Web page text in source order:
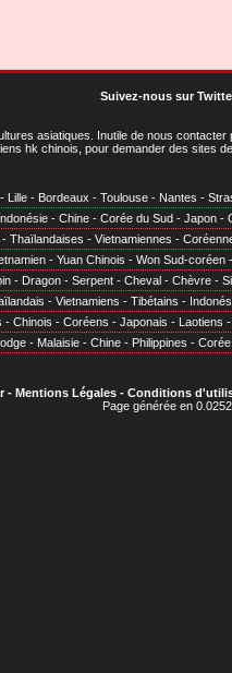
Suivez-nous sur
asiatiques . Inutile de nous
hk chinois, pour demander des sites
- Lille - Bordeaux - Toulouse - Nantes -
- Chine - Corée du Sud - Japon -
- Thaïlandaises - Vietnamiennes -
- Yuan Chinois - Won Sud-coréen
- Dragon - Serpent - Cheval - Chèvre -
- Vietnamiens - Tibétains -
- Chinois - Coréens - Japonais - Laotiens
- Malaisie - Chine - Philippines - Corée
- Mentions Légales- Conditions
Page générée en